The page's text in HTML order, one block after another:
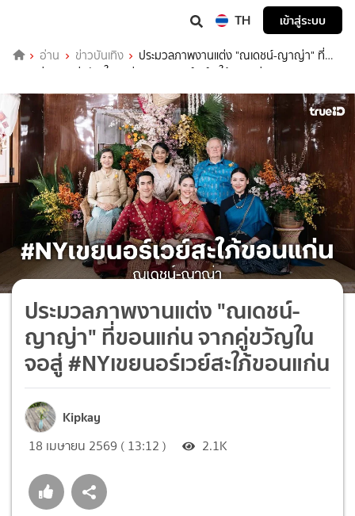
TH เข้าสู่ระบบ
อ่าน ข่าวบันเทิง
ประมวลภาพงานแต่ง "ณเดชน์-ญาญ่า" ที่
ขอนแก่น จากคู่ขวัญในจอสู่ #NYเขยนอร์เวย์สะใภ้ขอนแก่น
ประมวลภาพงานแต่ง "ณเดชน์-
ญาญ่า" ที่ขอนแก่น จากคู่ขวัญใน
จอสู่ #NYเขยนอร์เวย์สะใภ้ขอนแก่น
Kipkay
18 เมษายน 2569 ( 13:12 ) 2.1K